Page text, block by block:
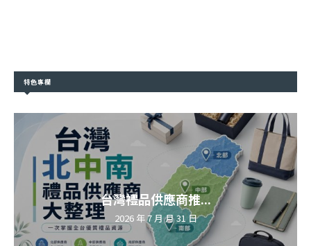
特色專欄
台灣禮品供應商推...
2026 年 7 月 月 31 日